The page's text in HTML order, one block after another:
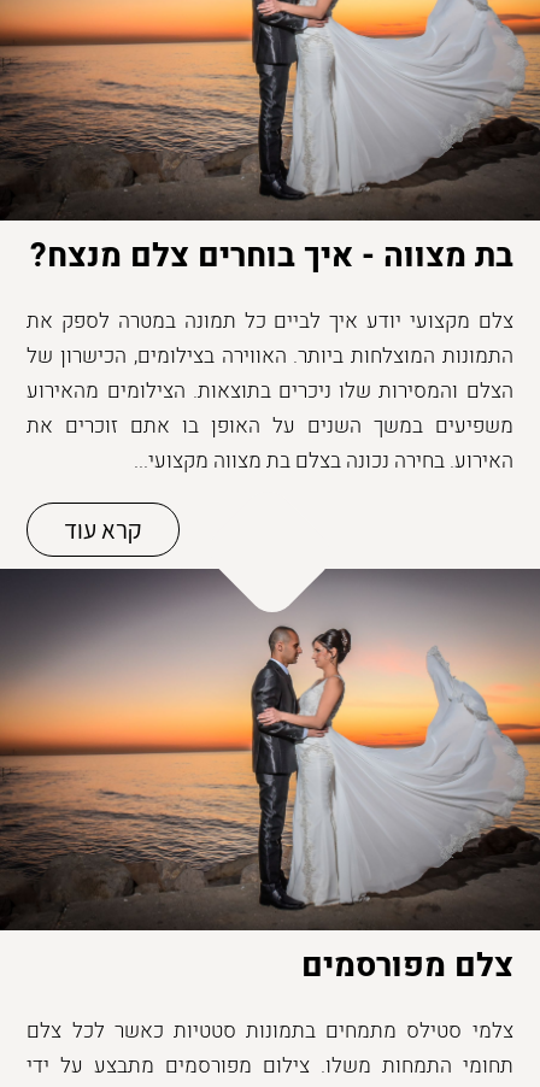
בת מצווה - איך בוחרים צלם מנצח?
צלם מקצועי יודע איך לביים כל תמונה במטרה לספק את
התמונות המוצלחות ביותר. האווירה בצילומים, הכישרון של
הצלם והמסירות שלו ניכרים בתוצאות. הצילומים מהאירוע
משפיעים במשך השנים על האופן בו אתם זוכרים את
האירוע. בחירה נכונה בצלם בת מצווה מקצועי...
קרא עוד
צלם מפורסמים
צלמי סטילס מתמחים בתמונות סטטיות כאשר לכל צלם
תחומי התמחות משלו. צילום מפורסמים מתבצע על ידי